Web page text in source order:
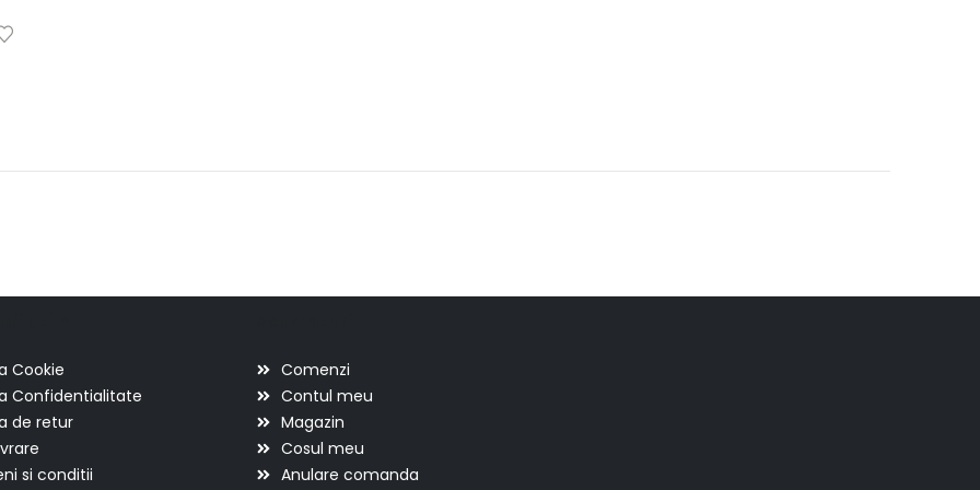
Cookie
Confidentialitate
de retur
si conditii
Comenzi
Contul meu
Magazin
Cosul meu
Anulare comanda